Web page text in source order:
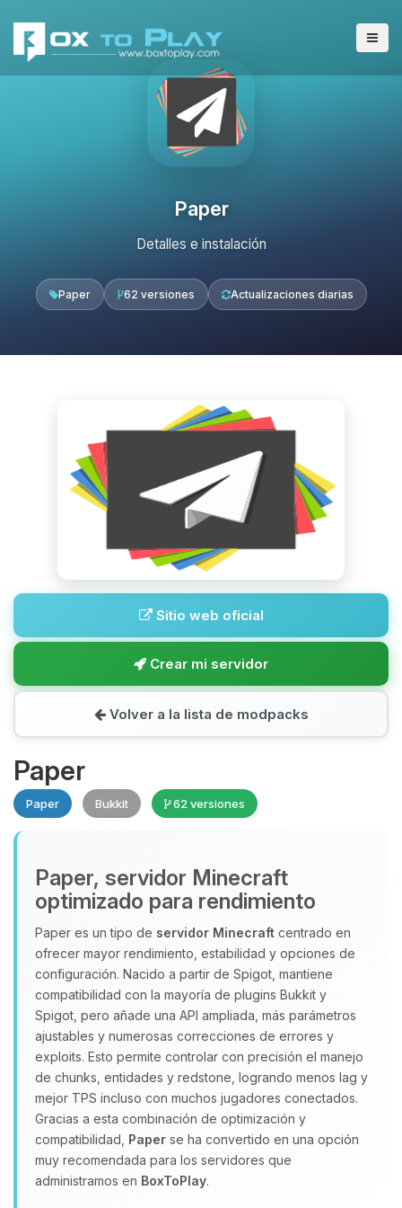
Paper
Detalles e instalación
Paper 62 versiones Actualizaciones diarias
Sitio web oficial
Crear mi servidor
Volver a la lista de modpacks
Paper
Paper Bukkit 62 versiones
Paper, servidor Minecraft
optimizado para rendimiento
Paper es un tipo de servidor Minecraft centrado en
ofrecer mayor rendimiento, estabilidad y opciones de
configuración. Nacido a partir de Spigot, mantiene
compatibilidad con la mayoría de plugins Bukkit y
Spigot, pero añade una API ampliada, más parámetros
ajustables y numerosas correcciones de errores y
exploits. Esto permite controlar con precisión el manejo
de chunks, entidades y redstone, logrando menos lag y
mejor TPS incluso con muchos jugadores conectados.
Gracias a esta combinación de optimización y
compatibilidad, Paper se ha convertido en una opción
muy recomendada para los servidores que
administramos en BoxToPlay.
Yupi, por fin alguien con quien
hablar! Soy Choupy, tu pequeno
asistente de BoxToPlay. Cuentame
que necesitas y moveré mis
pequenos circuitos para ayudarte.
06/08/2026 23:26